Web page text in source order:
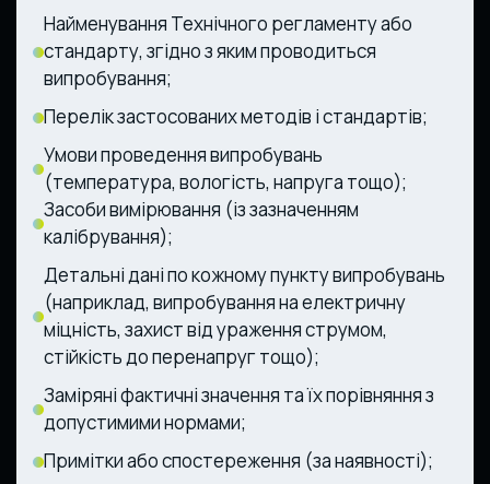
Найменування Технічного регламенту або
стандарту, згідно з яким проводиться
випробування;
Перелік застосованих методів і стандартів;
Умови проведення випробувань
(температура, вологість, напруга тощо);
Засоби вимірювання (із зазначенням
калібрування);
Детальні дані по кожному пункту випробувань
(наприклад, випробування на електричну
міцність, захист від ураження струмом,
стійкість до перенапруг тощо);
Заміряні фактичні значення та їх порівняння з
допустимими нормами;
Примітки або спостереження (за наявності);